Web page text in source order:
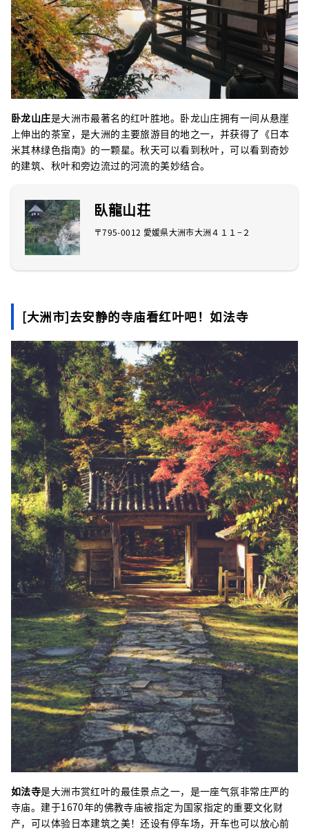
卧龙山庄是大洲市最著名的红叶胜地。卧龙山庄拥有一间从悬崖
上伸出的茶室，是大洲的主要旅游目的地之一，并获得了《日本
米其林绿色指南》的一颗星。秋天可以看到秋叶，可以看到奇妙
的建筑、秋叶和旁边流过的河流的美妙结合。
臥龍山荘
〒795-0012 愛媛県大洲市大洲４１１−２
[大洲市]去安静的寺庙看红叶吧！如法寺
如法寺是大洲市赏红叶的最佳景点之一，是一座气氛非常庄严的
寺庙。建于1670年的佛教寺庙被指定为国家指定的重要文化财
产，可以体验日本建筑之美！还设有停车场，开车也可以放心前